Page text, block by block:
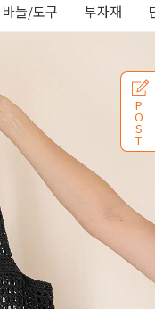
바늘/도구 부자재
P
O
S
T